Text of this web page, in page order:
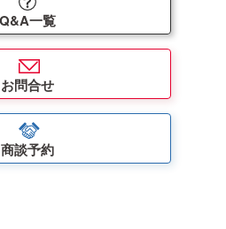
Q&A一覧
お問合せ
商談予約